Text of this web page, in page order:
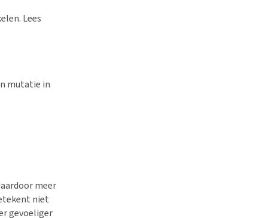
Lees
mutatie in
meer
niet
gevoeliger